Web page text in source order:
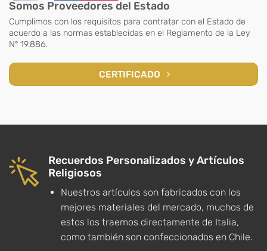
Somos Proveedores del Estado
Cumplimos con los requisitos para contratar con el Estado de
acuerdo a las normas establecidas en el Reglamento de la Ley
N° 19.886.
CERTIFICADO
Recuerdos Personalizados y Artículos
Religiosos
Nuestros artículos son fabricados con los
mejores materiales del mercado, muchos de
estos los traemos directamente de Italia,
como también son confeccionados en Chile.